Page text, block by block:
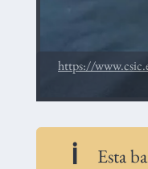
https://
Esta